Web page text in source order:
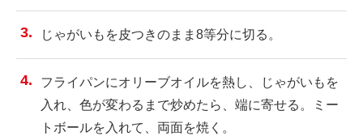
じゃがいもを皮つきのまま8等分に切る。
フライパンにオリーブオイルを熱し、じゃがいもを
入れ、色が変わるまで炒めたら、端に寄せる。ミー
トボールを入れて、両面を焼く。